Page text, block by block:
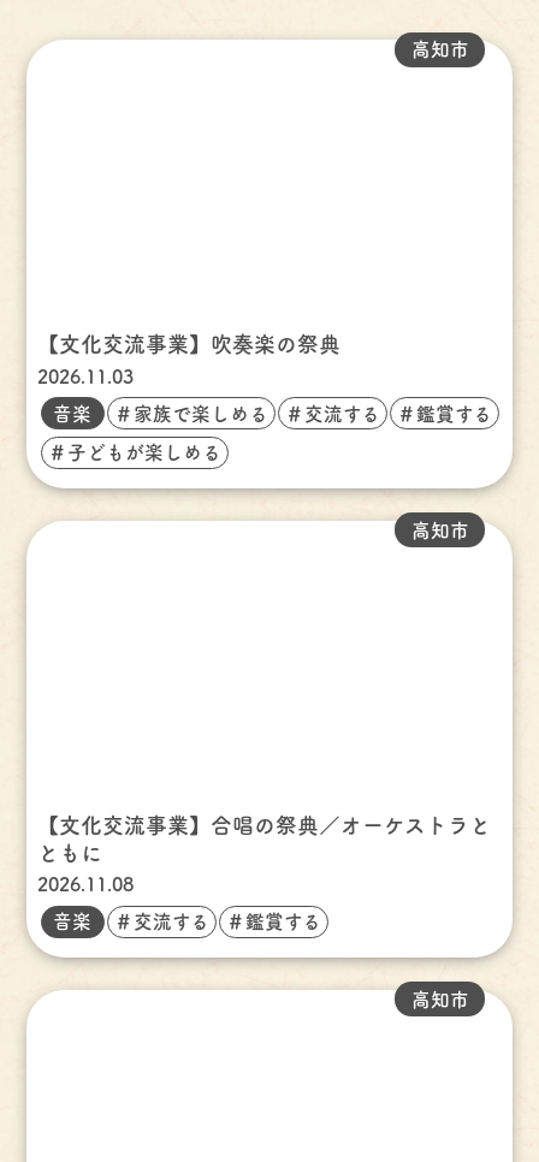
【文化交流事業】吹奏楽の祭典
2026.11.03
高知市
音楽 ＃家族で楽しめる ＃交流する ＃鑑賞する
＃子どもが楽しめる
【文化交流事業】合唱の祭典／オーケストラと
ともに
2026.11.08
高知市
音楽 ＃交流する ＃鑑賞する
高知市